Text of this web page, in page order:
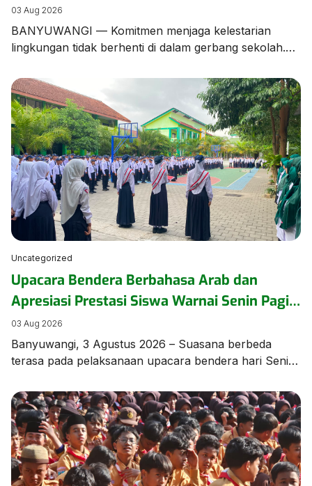
Edukasi Pengelolaan Sampah
03 Aug 2026
BANYUWANGI — Komitmen menjaga kelestarian
lingkungan tidak berhenti di dalam gerbang sekolah.
langsung ke lingkungan kampung sekitar untuk
menggelar aksi kampanye dan edukasi pengelolaan
sampah bersama warga masyarakat. Aksi ini
merupakan bentuk kepedulian nyata MTsN 1
Banyuwangi dalam merajut sinergi dengan warga
sekitar. Dalam kegiatan tersebut, para […]
Uncategorized
Upacara Bendera Berbahasa Arab dan
Apresiasi Prestasi Siswa Warnai Senin Pagi
di MTsN 1 Banyuwangi
03 Aug 2026
Banyuwangi, 3 Agustus 2026 – Suasana berbeda
terasa pada pelaksanaan upacara bendera hari Senin,
Seluruh rangkaian upacara dilaksanakan
menggunakan Bahasa Arab sebagai bagian dari
program pembiasaan berbahasa asing yang terus
dikembangkan oleh madrasah guna meningkatkan
kemampuan komunikasi peserta didik. Upacara
berlangsung dengan tertib, khidmat, dan penuh